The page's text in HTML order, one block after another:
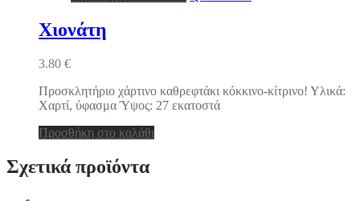
Χιονάτη
3.80 €
Προσκλητήριο χάρτινο καθρεφτάκι κόκκινο-κίτρινο! Υλικά:
Χαρτί, ύφασμα Ύψος: 27 εκατοστά
Προσθήκη στο καλάθι
Σχετικά προϊόντα